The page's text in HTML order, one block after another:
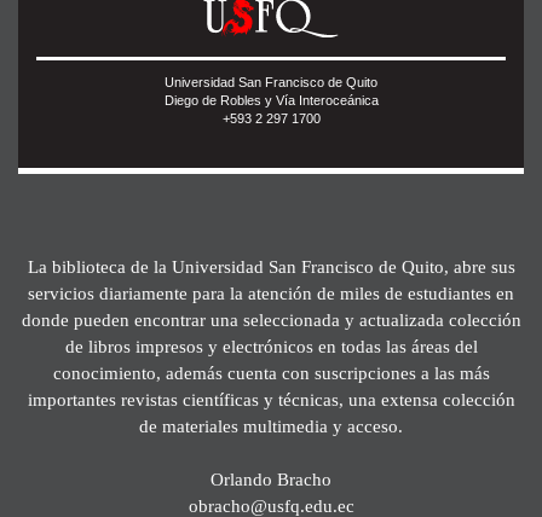
Universidad San Francisco de Quito
Diego de Robles y Vía Interoceánica
+593 2 297 1700
La biblioteca de la Universidad San Francisco de Quito, abre sus
servicios diariamente para la atención de miles de estudiantes en
donde pueden encontrar una seleccionada y actualizada colección
de libros impresos y electrónicos en todas las áreas del
conocimiento, además cuenta con suscripciones a las más
importantes revistas científicas y técnicas, una extensa colección
de materiales multimedia y acceso.
Orlando Bracho
obracho@usfq.edu.ec